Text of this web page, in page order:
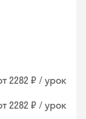
2282 ₽ / урок
2282 ₽ / урок